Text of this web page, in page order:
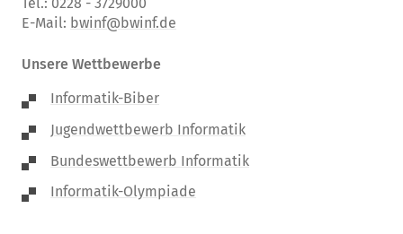
E-Mail: bwinf@bwinf.de
Unsere Wettbewerbe
Informatik-Biber
Jugendwettbewerb Informatik
Bundeswettbewerb Informatik
Informatik-Olympiade